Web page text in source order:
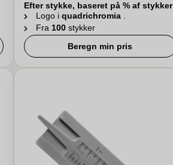
Efter stykke, baseret på % af stykker
Logo i quadrichromia .
Fra 100 stykker
Beregn min pris